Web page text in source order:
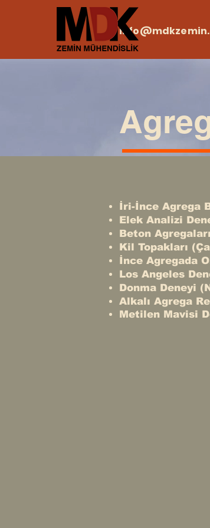
İri-İnce Agrega
Elek Analizi
Beton
Kil Topakları
İnce Agregada
Los Angeles
Donma Deneyi
Alkalı Agrega
Metilen